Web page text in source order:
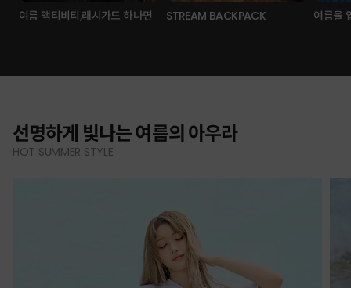
여름 액티비티,래시가드 하나면 STREAM BACKPACK 여름을
선명하게 빛나는 여름의 아우라
HOT SUMMER STYLE